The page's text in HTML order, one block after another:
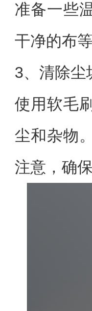
准备一些
干净的布
3、清除尘
使用软毛
尘和杂物
注意，确